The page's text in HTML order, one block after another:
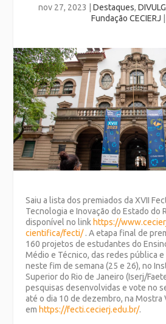
nov 27, 2023 Destaques,
Fundação CECIERJ
Saiu a lista dos premiados da XVII
Tecnologia e Inovação do Estado do
disponível no linkhttps://
cientifica/fecti/. A etapa final de
160 projetos de estudantes do
Médio e Técnico, das redes pública
neste fim de semana (25 e 26), no
Superior do Rio de Janeiro (Iserj/
pesquisas desenvolvidas e vote no
até o dia 10 de dezembro, na Mostra
emhttps://fecti.cecierj.edu.br/.